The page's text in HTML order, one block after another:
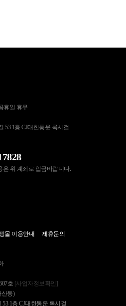
휴일 휴무
53 1층 CJ대한통운 록시걸
은 위 계좌로 입금바랍니다.
몰 이용안내 제휴문의
호 [사업자정보확인]
산동)
1층 CJ대한통운 록시걸